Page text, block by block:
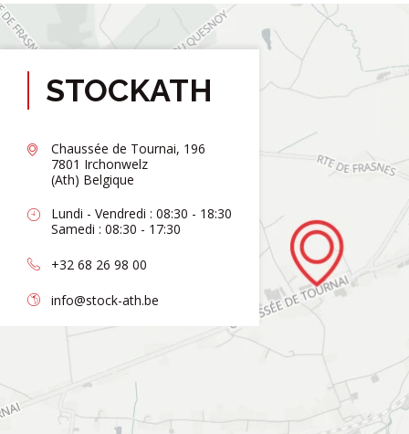
STOCKATH
Chaussée de Tournai, 196
7801 Irchonwelz
(Ath) Belgique
Lundi - Vendredi : 08:30 - 18:30
Samedi : 08:30 - 17:30
+32 68 26 98 00
info@stock-ath.be